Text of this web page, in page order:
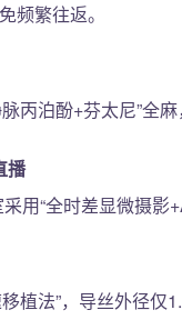
频繁往返。
泊酚+芬太尼”全麻
播
“全时差显微摄影
法”，导丝外径仅